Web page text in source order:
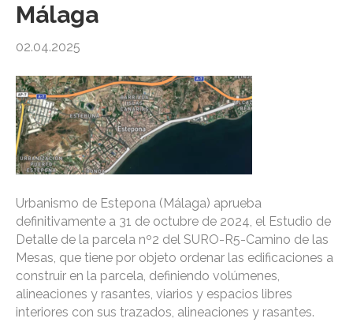
Málaga
02.04.2025
Urbanismo de Estepona (Málaga) aprueba
definitivamente a 31 de octubre de 2024, el Estudio de
Detalle de la parcela nº2 del SURO-R5-Camino de las
Mesas, que tiene por objeto ordenar las edificaciones a
construir en la parcela, definiendo volúmenes,
alineaciones y rasantes, viarios y espacios libres
interiores con sus trazados, alineaciones y rasantes.